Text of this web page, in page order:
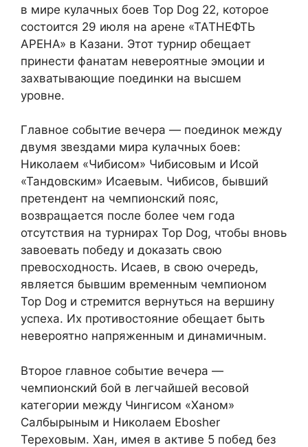
в мире кулачных боев Top Dog 22, которое
состоится 29 июля на арене «ТАТНЕФТЬ
АРЕНА» в Казани. Этот турнир обещает
принести фанатам невероятные эмоции и
захватывающие поединки на высшем
уровне.
Главное событие вечера — поединок между
двумя звездами мира кулачных боев:
Николаем «Чибисом» Чибисовым и Исой
«Тандовским» Исаевым. Чибисов, бывший
претендент на чемпионский пояс,
возвращается после более чем года
отсутствия на турнирах Top Dog, чтобы вновь
завоевать победу и доказать свою
превосходность. Исаев, в свою очередь,
является бывшим временным чемпионом
Top Dog и стремится вернуться на вершину
успеха. Их противостояние обещает быть
невероятно напряженным и динамичным.
Второе главное событие вечера —
чемпионский бой в легчайшей весовой
категории между Чингисом «Ханом»
Салбырыным и Николаем Ebosher
Тереховым. Хан, имея в активе 5 побед без